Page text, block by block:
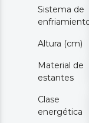
Sistema de
Altura (cm)
Material de
estantes
Clase
energética